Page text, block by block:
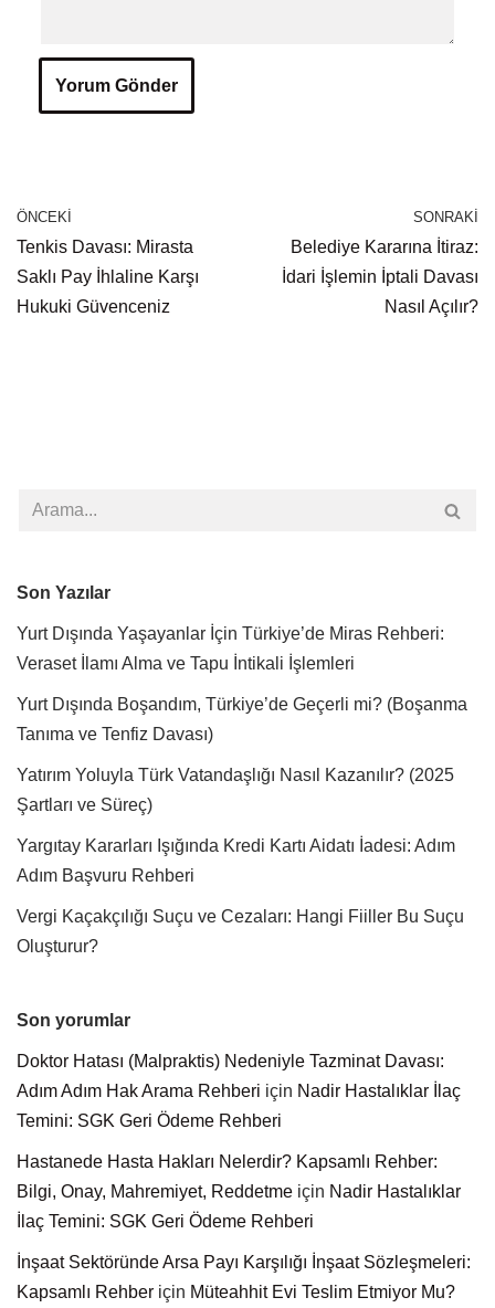
ÖNCEKI
Tenkis Davası: Mirasta
Saklı Pay İhlaline Karşı
Hukuki Güvenceniz
SONRAKI
Belediye Kararına İtiraz:
İdari İşlemin İptali Davası
Nasıl Açılır?
Son Yazılar
Yurt Dışında Yaşayanlar İçin Türkiye’de Miras Rehberi:
Veraset İlamı Alma ve Tapu İntikali İşlemleri
Yurt Dışında Boşandım, Türkiye’de Geçerli mi? (Boşanma
Tanıma ve Tenfiz Davası)
Yatırım Yoluyla Türk Vatandaşlığı Nasıl Kazanılır? (2025
Şartları ve Süreç)
Yargıtay Kararları Işığında Kredi Kartı Aidatı İadesi: Adım
Adım Başvuru Rehberi
Vergi Kaçakçılığı Suçu ve Cezaları: Hangi Fiiller Bu Suçu
Oluşturur?
Son yorumlar
Doktor Hatası (Malpraktis) Nedeniyle Tazminat Davası:
Adım Adım Hak Arama Rehberi için Nadir Hastalıklar İlaç
Temini: SGK Geri Ödeme Rehberi
Hastanede Hasta Hakları Nelerdir? Kapsamlı Rehber:
Bilgi, Onay, Mahremiyet, Reddetme için Nadir Hastalıklar
İlaç Temini: SGK Geri Ödeme Rehberi
İnşaat Sektöründe Arsa Payı Karşılığı İnşaat Sözleşmeleri:
Kapsamlı Rehber için Müteahhit Evi Teslim Etmiyor Mu?